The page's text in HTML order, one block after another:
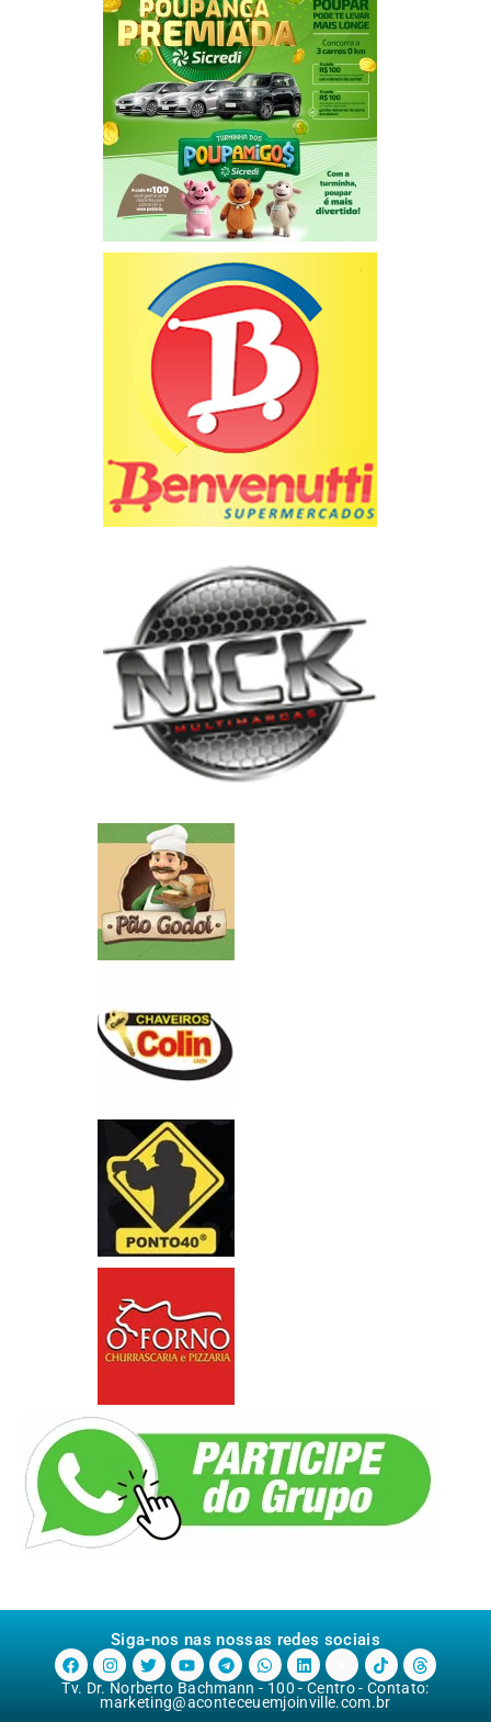
Siga-nos nas nossas redes sociais
Tv. Dr. Norberto Bachmann - 100 - Centro - Contato:
marketing@aconteceuemjoinville.com.br